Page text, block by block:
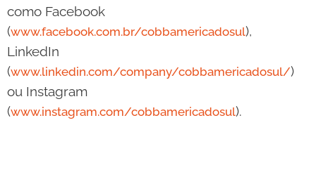
como Facebook
(www.facebook.com.br/cobbamericadosul),
LinkedIn
(www.linkedin.com/company/cobbamericadosul/)
ou Instagram
(www.instagram.com/cobbamericadosul).